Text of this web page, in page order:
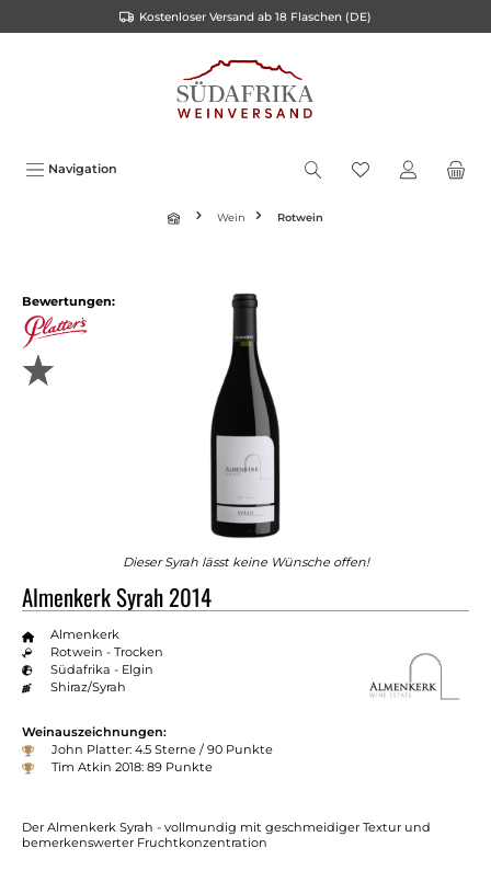
Kostenloser Versand ab 18 Flaschen (DE)
Navigation
Wein Rotwein
Bewertungen:
Dieser Syrah lässt keine Wünsche offen!
Almenkerk Syrah 2014
Almenkerk
Rotwein - Trocken
Südafrika - Elgin
Shiraz/Syrah
Weinauszeichnungen:
John Platter: 4.5 Sterne / 90 Punkte
Tim Atkin 2018: 89 Punkte
Der Almenkerk Syrah - vollmundig mit geschmeidiger Textur und
bemerkenswerter Fruchtkonzentration